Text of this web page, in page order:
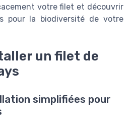
votre filet et découvrir
pour la biodiversité de votre
un filet de
simplifiées pour